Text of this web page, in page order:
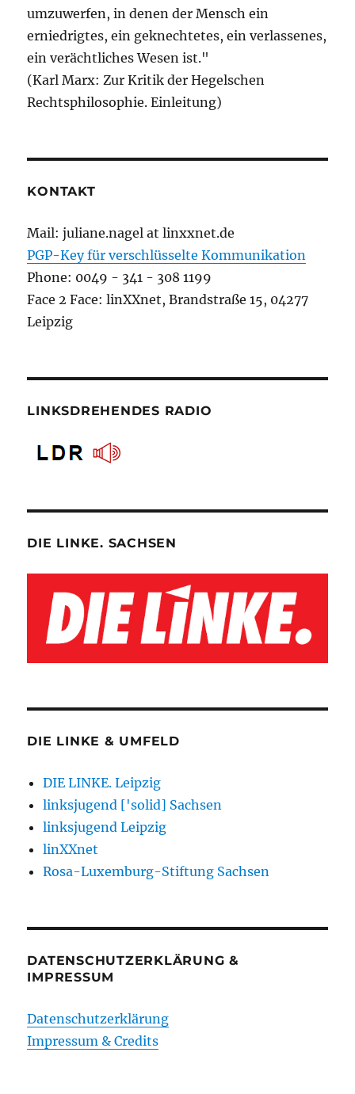
umzuwerfen, in denen der Mensch ein
erniedrigtes, ein geknechtetes, ein verlassenes,
ein verächtliches Wesen ist."
(Karl Marx: Zur Kritik der Hegelschen
Rechtsphilosophie. Einleitung)
KONTAKT
Mail: juliane.nagel at linxxnet.de
PGP-Key für verschlüsselte Kommunikation
Phone: 0049 - 341 - 308 1199
Face 2 Face: linXXnet, Brandstraße 15, 04277
Leipzig
LINKSDREHENDES RADIO
DIE LINKE. SACHSEN
DIE LINKE & UMFELD
DIE LINKE. Leipzig
linksjugend ['solid] Sachsen
linksjugend Leipzig
linXXnet
Rosa-Luxemburg-Stiftung Sachsen
DATENSCHUTZERKLÄRUNG &
IMPRESSUM
Datenschutzerklärung
Impressum & Credits